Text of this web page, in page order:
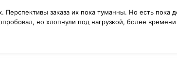
заказа их пока туманны. Но есть пока
но хлопнули под нагрузкой, более